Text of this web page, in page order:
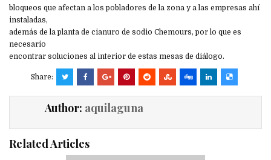
bloqueos que afectan a los pobladores de la zona y a las empresas ahí
instaladas,
además de la planta de cianuro de sodio Chemours, por lo que es
necesario
encontrar soluciones al interior de estas mesas de diálogo.
Share:
Author: aquilaguna
Related Articles